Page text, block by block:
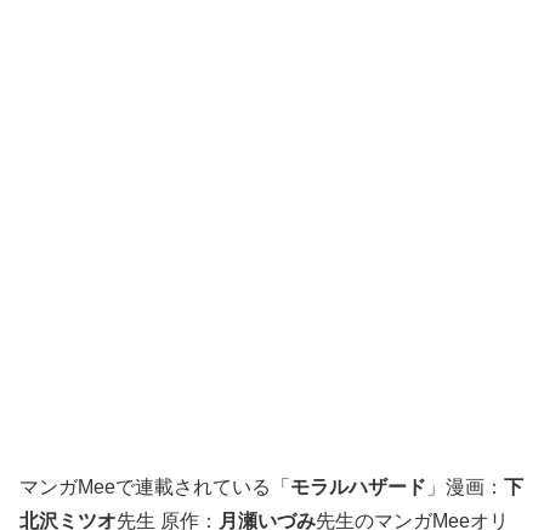
マンガMeeで連載されている「 モラルハザード 」漫画： 下
北沢ミツオ先生 原作： 月瀬いづみ先生のマンガMeeオリ